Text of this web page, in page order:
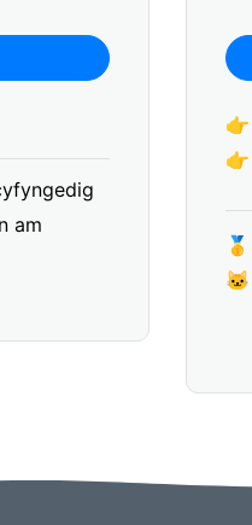
am
👉
👉
🥇
🐱